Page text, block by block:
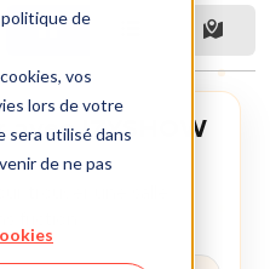
de
vos
lors de votre
sera utilisé dans
de ne pas
IZYSHOW
trouver une salle